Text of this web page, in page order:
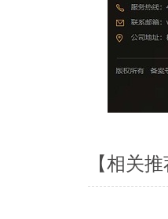
【相关推